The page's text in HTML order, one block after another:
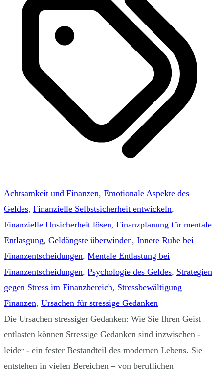
Achtsamkeit und Finanzen, Emotionale Aspekte des
Geldes, Finanzielle Selbstsicherheit entwickeln,
Finanzielle Unsicherheit lösen, Finanzplanung für mentale
Entlasgung, Geldängste überwinden, Innere Ruhe bei
Finanzentscheidungen, Mentale Entlastung bei
Finanzentscheidungen, Psychologie des Geldes, Strategien
gegen Stress im Finanzbereich, Stressbewältigung
Finanzen, Ursachen für stressige Gedanken
Die Ursachen stressiger Gedanken: Wie Sie Ihren Geist
entlasten können Stressige Gedanken sind inzwischen -
leider - ein fester Bestandteil des modernen Lebens. Sie
entstehen in vielen Bereichen – von beruflichen